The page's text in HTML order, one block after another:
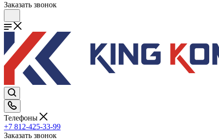
Заказать звонок
Телефоны
+7 812-425-33-99
Заказать звонок